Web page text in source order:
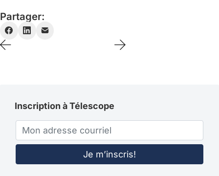
Partager:
Inscription à Télescope